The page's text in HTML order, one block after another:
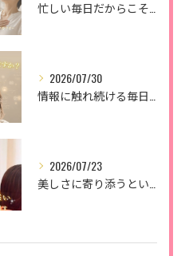
2026/07/30
2026/07/23